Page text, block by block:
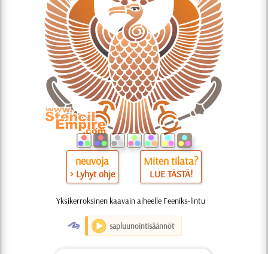
neuvoja
> Lyhyt ohje
Miten tilata?
LUE TÄSTÄ!
Yksikerroksinen kaavain aiheelle Feeniks-lintu
O sapluunointisäännöt